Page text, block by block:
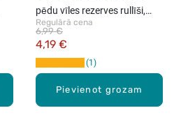
Pievienot grozam
pēdu vīles rezerves rullīši,
2gab.
Regulārā cena
4,19 €
6,99 €
1